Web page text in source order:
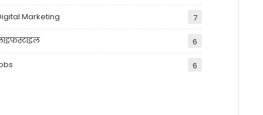
Marketing 7
6
6